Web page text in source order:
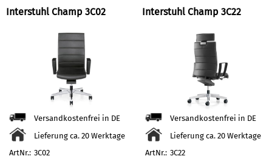
Interstuhl Champ 3C02
Versandkostenfrei in DE
Lieferung ca. 20 Werktage
ArtNr.: 3C02
Interstuhl Champ 3C22
Versandkostenfrei in DE
Lieferung ca. 20 Werktage
ArtNr.: 3C22